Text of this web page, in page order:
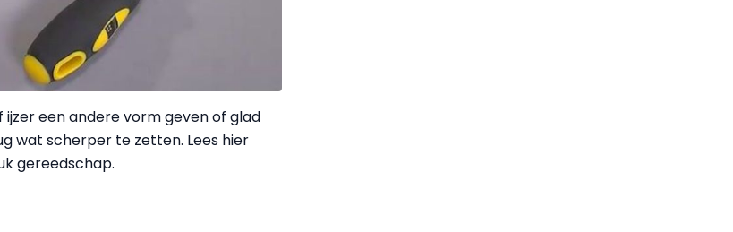
een andere vorm geven of glad
wat scherper te zetten. Lees hier
gereedschap.